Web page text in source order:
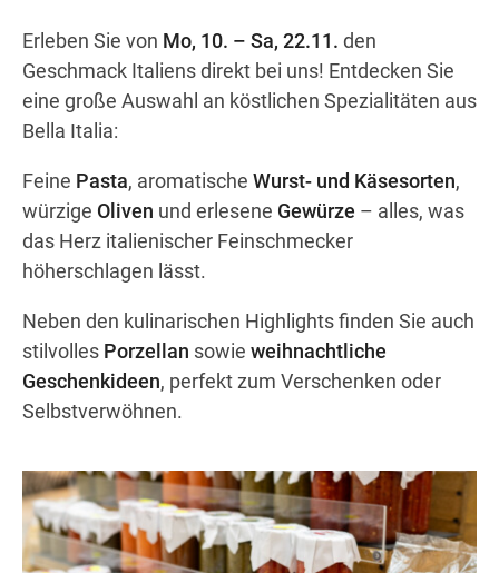
Erleben Sie von Mo, 10. – Sa, 22.11. den
Geschmack Italiens direkt bei uns! Entdecken Sie
eine große Auswahl an köstlichen Spezialitäten aus
Bella Italia:
Feine Pasta, aromatische Wurst- und Käsesorten,
würzige Oliven und erlesene Gewürze – alles, was
das Herz italienischer Feinschmecker
höherschlagen lässt.
Neben den kulinarischen Highlights finden Sie auch
stilvolles Porzellan sowie weihnachtliche
Geschenkideen, perfekt zum Verschenken oder
Selbstverwöhnen.